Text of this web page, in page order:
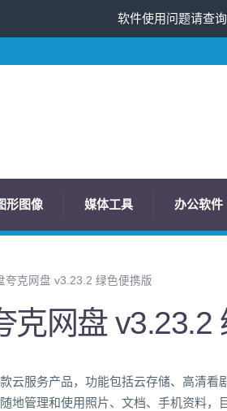
形图像 媒体工具 办公软件
夸克网盘 v3.23.2 绿色便携版
克网盘 v3.23.2
云服务产品，功能包括云存储、高清看
地管理和使用照片、文档、手机资料，
软件使用问题请查询